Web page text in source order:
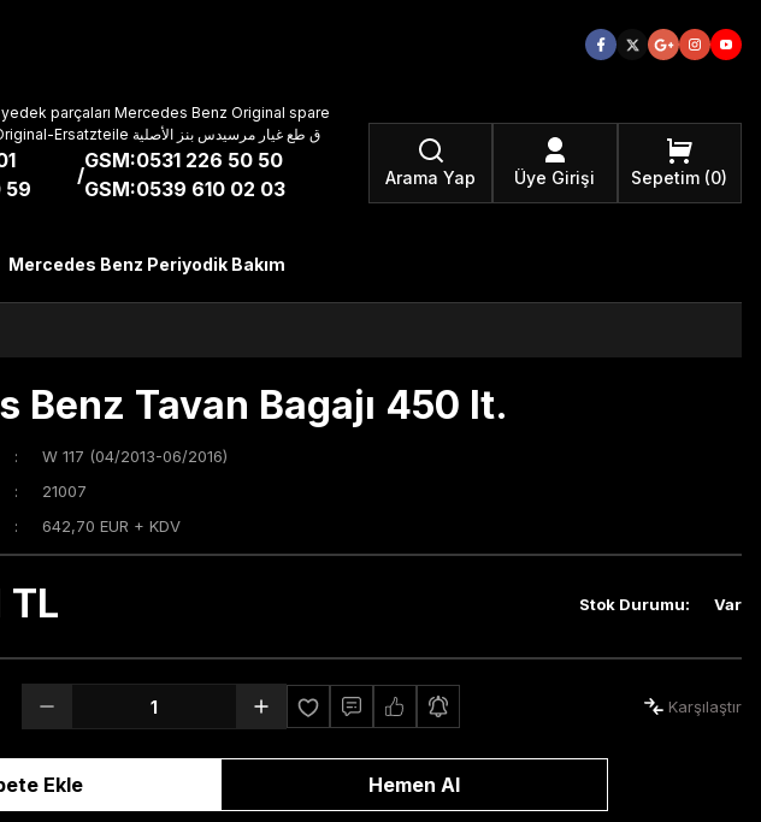
parçaları Mercedes Benz Original spare
parts Mercedes-Benz Original-Ersatzteile ق طع غيار مرسيدس بنز الأصلية
59
/
GSM:0531 226 50 50
GSM:0539 610 02 03
Arama Yap Üye Girişi Sepetim 0
Mercedes Benz Periyodik Bakım
Benz Tavan Bagajı 450 lt.
W 117 (04/2013-06/2016)
21007
642,70 EUR + KDV
TL Stok Durumu: Var
Karşılaştır
Ekle Hemen Al